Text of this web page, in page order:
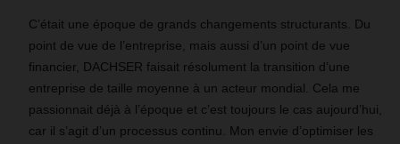
C’était une époque de grands changements structurants. Du
point de vue de l’entreprise, mais aussi d’un point de vue
financier, DACHSER faisait résolument la transition d’une
entreprise de taille moyenne à un acteur mondial. Cela me
passionnait déjà à l’époque et c’est toujours le cas aujourd’hui,
car il s’agit d’un processus continu. Mon envie d’optimiser les